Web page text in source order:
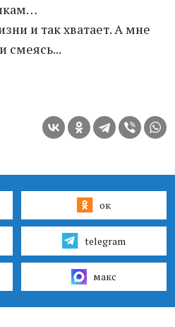
и так хватает. А мне
смеясь...
ок
telegram
макс